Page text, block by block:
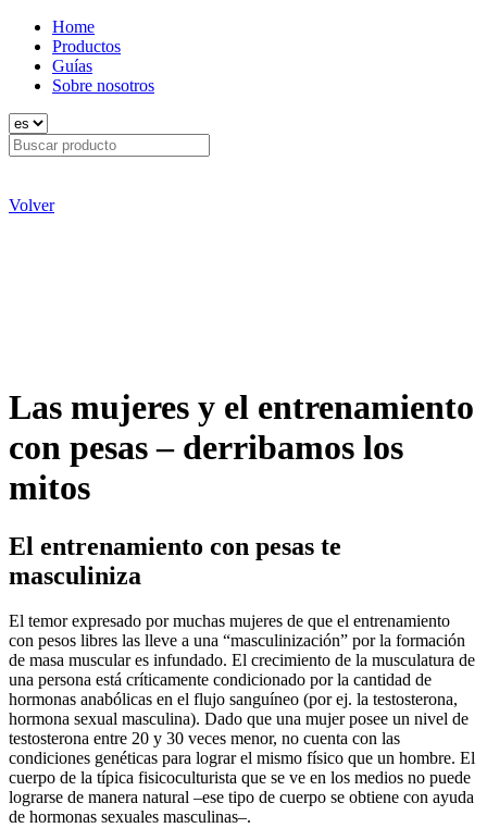
Home
Productos
Guías
Sobre nosotros
Volver
Las mujeres y el entrenamiento
con pesas – derribamos los
mitos
El entrenamiento con pesas te
masculiniza
El temor expresado por muchas mujeres de que el entrenamiento
con pesos libres las lleve a una “masculinización” por la formación
de masa muscular es infundado. El crecimiento de la musculatura de
una persona está críticamente condicionado por la cantidad de
hormonas anabólicas en el flujo sanguíneo (por ej. la testosterona,
hormona sexual masculina). Dado que una mujer posee un nivel de
testosterona entre 20 y 30 veces menor, no cuenta con las
condiciones genéticas para lograr el mismo físico que un hombre. El
cuerpo de la típica fisicoculturista que se ve en los medios no puede
lograrse de manera natural –ese tipo de cuerpo se obtiene con ayuda
de hormonas sexuales masculinas–.